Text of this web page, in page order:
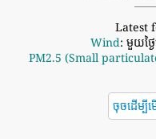
Latest
Wind: មួយថ្ង
PM2.5 (Small
ចុចដើម្បី